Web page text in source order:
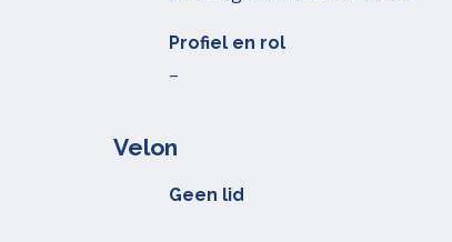
Profiel en rol
–
Velon
Geen lid